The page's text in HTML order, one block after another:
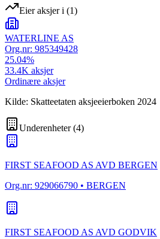
Eier aksjer i (1)
WATERLINE AS
Org.nr: 985349428
25.04%
33.4K aksjer
Ordinære aksjer
Kilde: Skatteetaten aksjeeierboken 2024
Underenheter(4)
FIRST SEAFOOD AS AVD BERGEN
Org.nr: 929066790 • BERGEN
FIRST SEAFOOD AS AVD GODVIK